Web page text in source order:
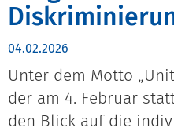
04.02.2026
Unter dem Motto
der am 4. Februar
den Blick auf die